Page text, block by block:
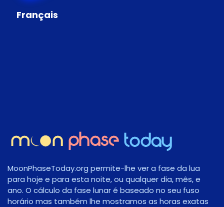
Français
MoonPhaseToday.org permite-lhe ver a fase da lua
para hoje e para esta noite, ou qualquer dia, mês, e
ano. O cálculo da fase lunar é baseado no seu fuso
horário mas também lhe mostramos as horas exatas